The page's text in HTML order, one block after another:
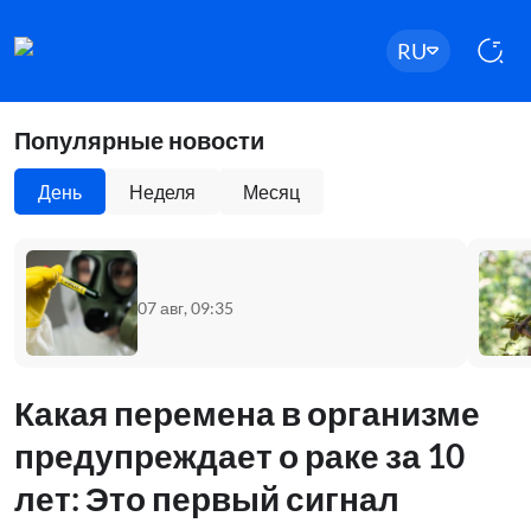
RU
Популярные новости
День Неделя Месяц
07 авг, 09:35
Какая перемена в организме
предупреждает о раке за 10
лет: Это первый сигнал